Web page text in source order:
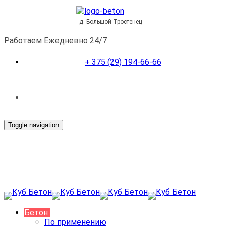
д. Большой Тростенец
Работаем Ежедневно 24/7
+ 375 (29) 194-66-66
Toggle navigation
Бетон
По применению